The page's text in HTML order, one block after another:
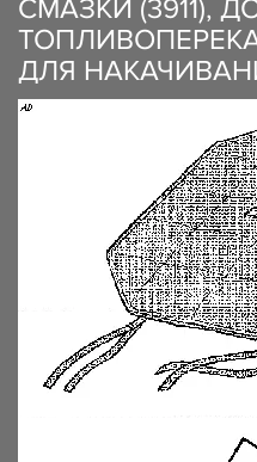
СМАЗКИ (3911),
ДЛЯ